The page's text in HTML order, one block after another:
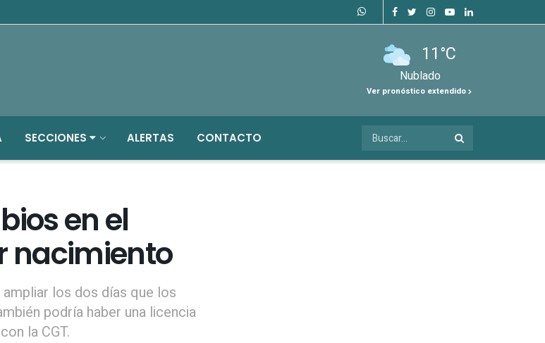
11°C
Nublado
Ver pronóstico extendido
SECCIONES ALERTAS CONTACTO
en el
nacimiento
los dos días que los
podría haber una licencia
la CGT.